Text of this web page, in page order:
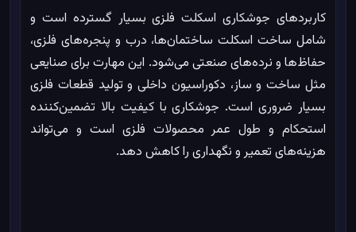
کاربردهای جوشکاری اسکلت فلزی بسیار گسترده است و
شامل ساخت اسکلت ساختمان‌ها، درب و پنجره‌های فلزی،
حفاظ‌ها و نرده‌های صنعتی می‌شود. این مهارت برای صنایعی
مثل ساخت و ساز، دکوراسیون داخلی و تولید قطعات فلزی
بسیار ضروری است. جوشکاری با کیفیت بالا تضمین‌کننده
استحکام و طول عمر محصولات فلزی است و می‌تواند
هزینه‌های تعمیر و نگهداری را کاهش دهد.